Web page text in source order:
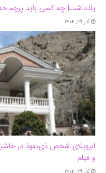
یادداشت| ‌چه کسی باید پرچم
آذر ۲۹, ۱۴۰۴
اَبَر‌ویلای شخص ذی‌نفوذ در
و فیلم